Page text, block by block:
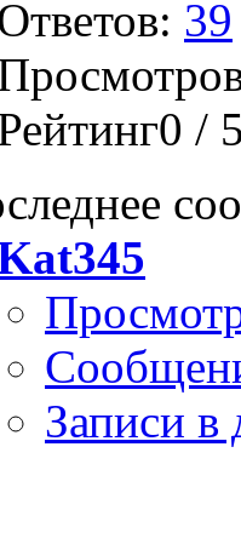
39
/ 5
Записи в